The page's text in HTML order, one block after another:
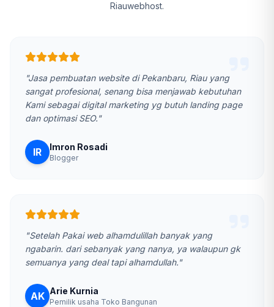
Riauwebhost.
"Jasa pembuatan website di Pekanbaru, Riau yang
sangat profesional, senang bisa menjawab kebutuhan
Kami sebagai digital marketing yg butuh landing page
dan optimasi SEO."
IR Imron Rosadi
Blogger
"Setelah Pakai web alhamdulillah banyak yang
ngabarin. dari sebanyak yang nanya, ya walaupun gk
semuanya yang deal tapi alhamdullah."
AK Arie Kurnia
Pemilik usaha Toko Bangunan